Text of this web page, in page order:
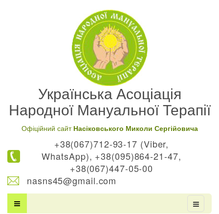
Українська Асоціація
Народної Мануальної Терапії
Офіційний сайт Насіковського Миколи Сергійовича
+38(067)712-93-17 (Viber,
WhatsApp), +38(095)864-21-47,
+38(067)447-05-00
nasns45@gmail.com